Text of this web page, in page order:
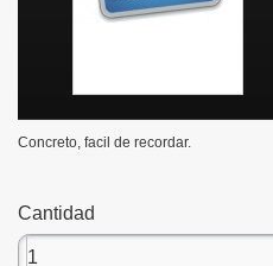
Concreto, facil de recordar.
Cantidad